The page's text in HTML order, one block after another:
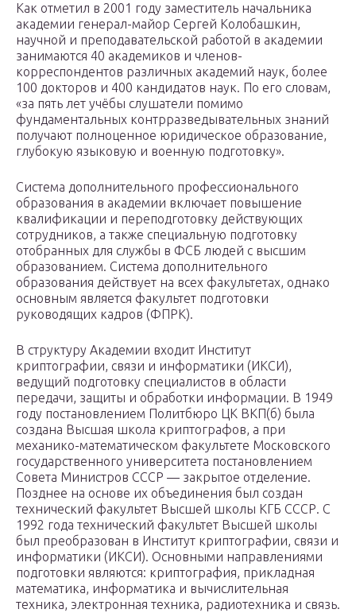
Как отметил в 2001 году заместитель начальника
академии генерал-майор Сергей Колобашкин,
научной и преподавательской работой в академии
занимаются 40 академиков и членов-
корреспондентов различных академий наук, более
100 докторов и 400 кандидатов наук. По его словам,
«за пять лет учёбы слушатели помимо
фундаментальных контрразведывательных знаний
получают полноценное юридическое образование,
глубокую языковую и военную подготовку».
Система дополнительного профессионального
образования в академии включает повышение
квалификации и переподготовку действующих
сотрудников, а также специальную подготовку
отобранных для службы в ФСБ людей с высшим
образованием. Система дополнительного
образования действует на всех факультетах, однако
основным является факультет подготовки
руководящих кадров (ФПРК).
В структуру Академии входит Институт
криптографии, связи и информатики (ИКСИ),
ведущий подготовку специалистов в области
передачи, защиты и обработки информации. В 1949
году постановлением Политбюро ЦК ВКП(б) была
создана Высшая школа криптографов, а при
механико-математическом факультете Московского
государственного университета постановлением
Совета Министров СССР — закрытое отделение.
Позднее на основе их объединения был создан
технический факультет Высшей школы КГБ СССР. С
1992 года технический факультет Высшей школы
был преобразован в Институт криптографии, связи и
информатики (ИКСИ). Основными направлениями
подготовки являются: криптография, прикладная
математика, информатика и вычислительная
техника, электронная техника, радиотехника и связь.